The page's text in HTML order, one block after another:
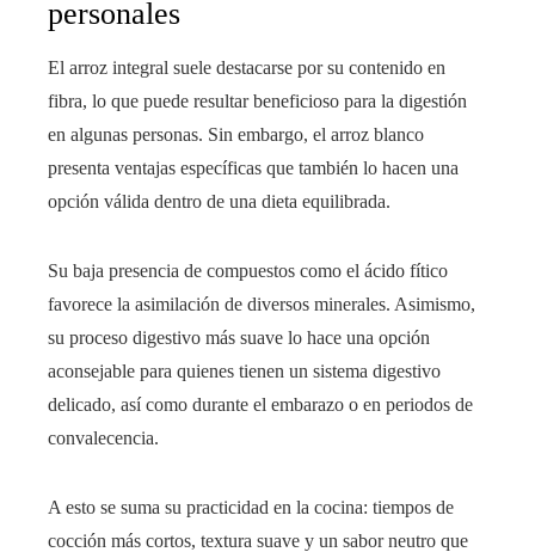
personales
El arroz integral suele destacarse por su contenido en
fibra, lo que puede resultar beneficioso para la digestión
en algunas personas. Sin embargo, el arroz blanco
presenta ventajas específicas que también lo hacen una
opción válida dentro de una dieta equilibrada.
Su baja presencia de compuestos como el ácido fítico
favorece la asimilación de diversos minerales. Asimismo,
su proceso digestivo más suave lo hace una opción
aconsejable para quienes tienen un sistema digestivo
delicado, así como durante el embarazo o en periodos de
convalecencia.
A esto se suma su practicidad en la cocina: tiempos de
cocción más cortos, textura suave y un sabor neutro que